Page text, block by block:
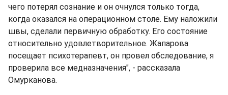
чего потерял сознание и он очнулся только тогда,
когда оказался на операционном столе. Ему наложили
швы, сделали первичную обработку. Его состояние
относительно удовлетворительное. Жапарова
посещает психотерапевт, он провел обследование, я
проверила все медназначения", - рассказала
Омурканова.